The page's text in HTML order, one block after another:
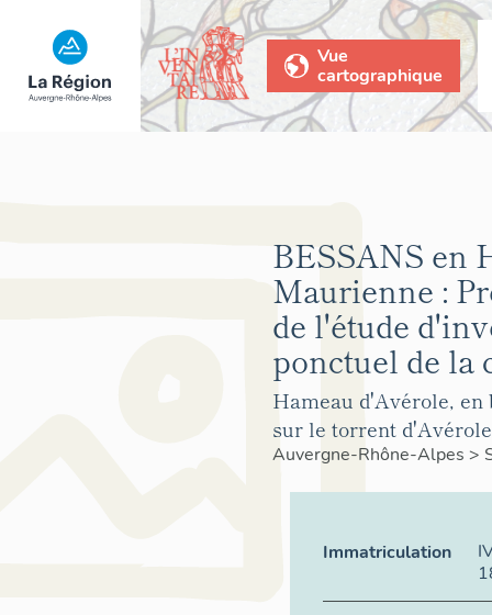
Vue
cartographique
BESSANS en
Maurienne :
de l'étude
ponctuel de la
Hameau d'Avérole,
sur le torrent d'Avérole
Auvergne-Rhône-Alpes >
Immatriculation